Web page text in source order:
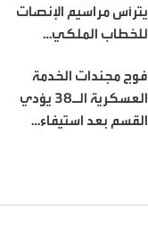
يترأس مراسيم الإنصات
للخطاب الملكي…
فوج مجندات الخدمة
العسكرية الـ38 يؤدي
القسم بعد استيفاء…